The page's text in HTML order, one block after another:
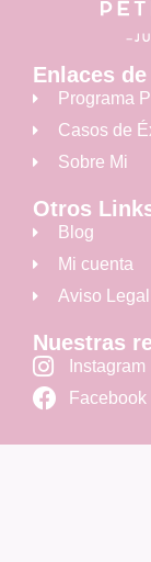
Enlaces
Programa
Casos de
Sobre Mi
Otros
Blog
Mi cuenta
Aviso Legal
Nuestras
Instagram
Facebook